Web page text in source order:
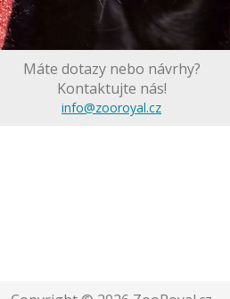
Máte dotazy nebo návrhy?
Kontaktujte nás!
info@zooroyal.cz